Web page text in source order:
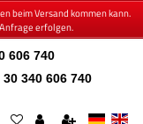
beim Versand kommen kann.
erfolgen.
606 740
30 340 606 740